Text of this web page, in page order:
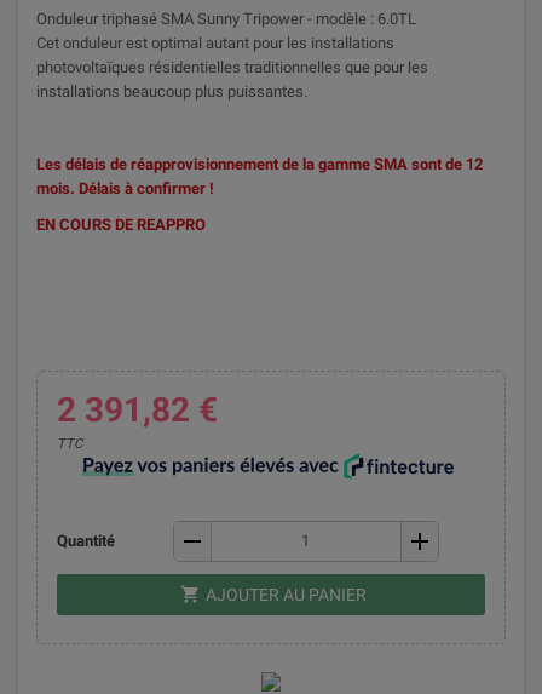
Onduleur triphasé SMA Sunny Tripower - modèle : 6.0TL
Cet onduleur est optimal autant pour les installations
photovoltaïques résidentielles traditionnelles que pour les
installations beaucoup plus puissantes.
Les délais de réapprovisionnement de la gamme SMA sont de 12
mois. Délais à confirmer !
EN COURS DE REAPPRO
2 391,82 €
TTC
Quantité remove add
shopping_cart AJOUTER AU PANIER